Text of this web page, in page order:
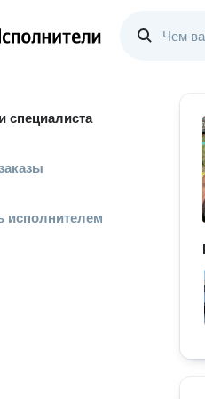
специалиста
исполнителем